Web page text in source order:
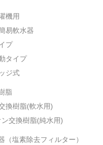
量について
ハンマー現象について
機用
易軟水器
プ
タイプ
ジ式
脂
換樹脂(軟水用)
交換樹脂(純水用)
（塩素除去フィルター）